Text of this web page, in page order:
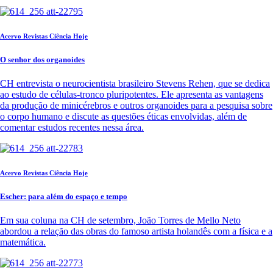
Acervo Revistas Ciência Hoje
O senhor dos organoides
CH entrevista o neurocientista brasileiro Stevens Rehen, que se dedica
ao estudo de células-tronco pluripotentes. Ele apresenta as vantagens
da produção de minicérebros e outros organoides para a pesquisa sobre
o corpo humano e discute as questões éticas envolvidas, além de
comentar estudos recentes nessa área.
Acervo Revistas Ciência Hoje
Escher: para além do espaço e tempo
Em sua coluna na CH de setembro, João Torres de Mello Neto
abordou a relação das obras do famoso artista holandês com a física e a
matemática.